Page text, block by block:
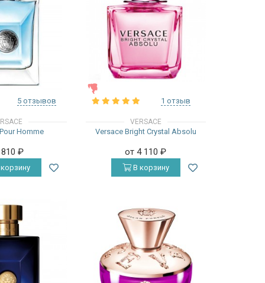
5 отзывов
Homme
810₽
1 отзыв
VERSACE
Versace Bright Crystal Absolu
от 4 110₽
В корзину